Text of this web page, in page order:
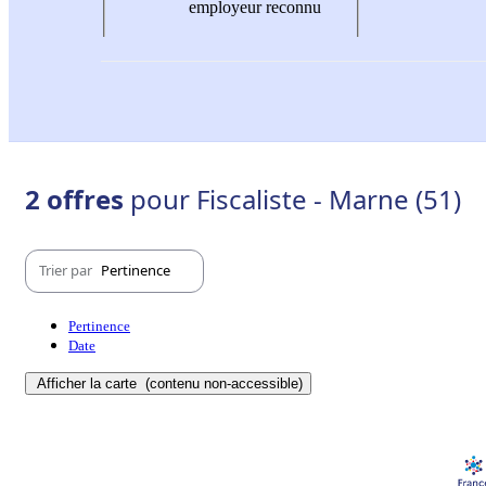
employeur reconnu
2 offres pour Fiscaliste - Marne (51)
Trier par Pertinence
Pertinence
Date
Afficher la carte (contenu non-accessible)